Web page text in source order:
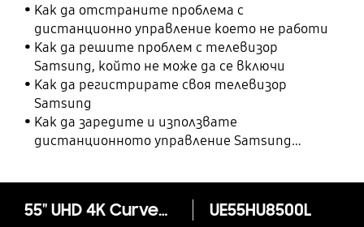
Как да отстраните проблема с
дистанционно управление което не работи
Как да решите проблем с телевизор
Samsung, който не може да се включи
Как да регистрирате своя телевизор
Samsung
Как да заредите и използвате
дистанционното управление Samsung
55" UHD 4K Curved Smart TV HU8500 Series 8 UE55HU8500L